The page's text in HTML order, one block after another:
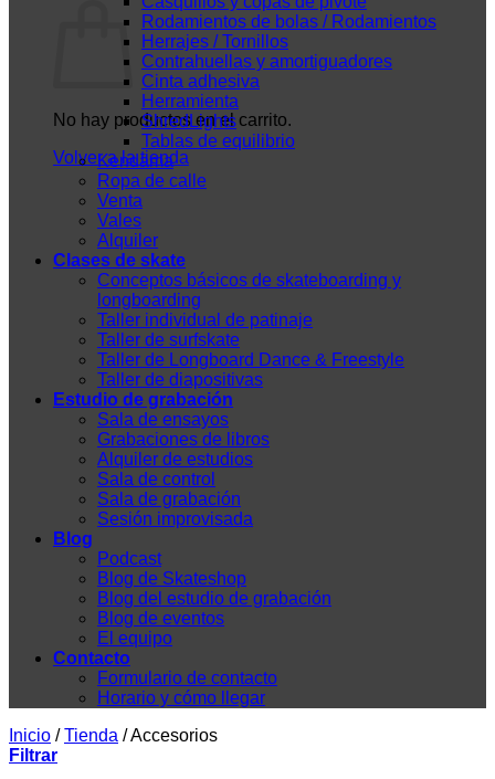
No hay productos en el carrito.
Volver a la tienda
Rodamientos de bolas / Rodamientos
Herrajes / Tornillos
Contrahuellas y amortiguadores
Cinta adhesiva
Herramienta
ShredLights
Tablas de equilibrio
Kendama
Ropa de calle
Venta
Vales
Alquiler
Clases de skate
Conceptos básicos de skateboarding y
longboarding
Taller individual de patinaje
Taller de surfskate
Taller de Longboard Dance & Freestyle
Taller de diapositivas
Estudio de grabación
Sala de ensayos
Grabaciones de libros
Alquiler de estudios
Sala de control
Sala de grabación
Sesión improvisada
Blog
Podcast
Blog de Skateshop
Blog del estudio de grabación
Blog de eventos
El equipo
Contacto
Formulario de contacto
Horario y cómo llegar
Inicio / Tienda /Accesorios
Filtrar